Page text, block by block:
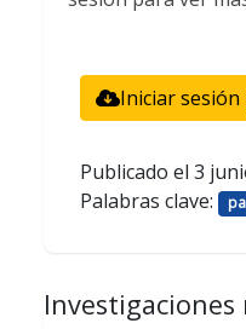
Iniciar
Publicado el 3
Palabras clave:
Investigaciones